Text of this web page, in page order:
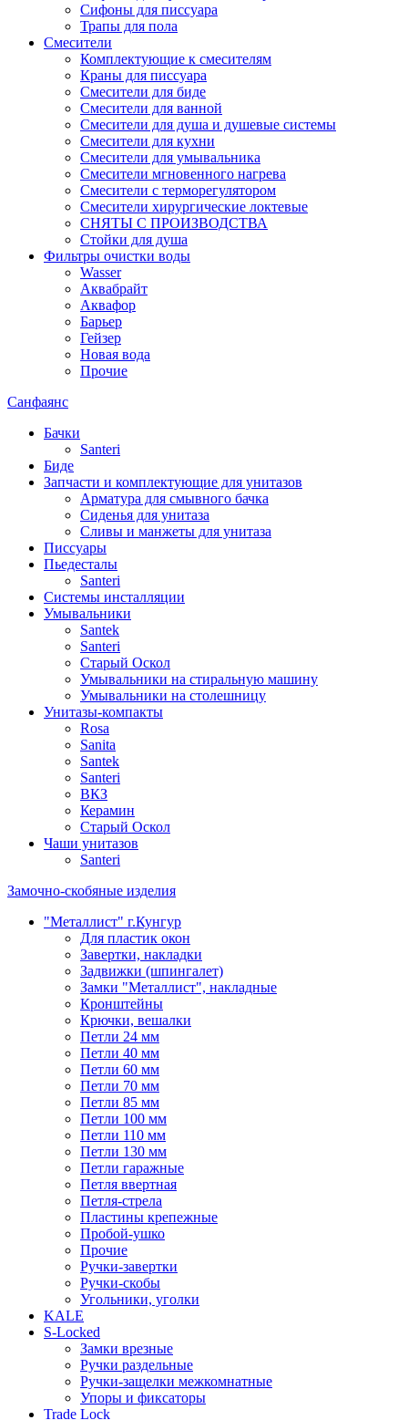
Сифоны для писсуара
Трапы для пола
Смесители
Комплектующие к смесителям
Краны для писсуара
Смесители для биде
Смесители для ванной
Смесители для душа и душевые системы
Смесители для кухни
Смесители для умывальника
Смесители мгновенного нагрева
Смесители с терморегулятором
Смесители хирургические локтевые
СНЯТЫ С ПРОИЗВОДСТВА
Стойки для душа
Фильтры очистки воды
Wasser
Аквабрайт
Аквафор
Барьер
Гейзер
Новая вода
Прочие
Санфаянс
Бачки
Santeri
Биде
Запчасти и комплектующие для унитазов
Арматура для смывного бачка
Сиденья для унитаза
Сливы и манжеты для унитаза
Писсуары
Пьедесталы
Santeri
Системы инсталляции
Умывальники
Santek
Santeri
Старый Оскол
Умывальники на стиральную машину
Умывальники на столешницу
Унитазы-компакты
Rosa
Sanita
Santek
Santeri
ВКЗ
Керамин
Старый Оскол
Чаши унитазов
Santeri
Замочно-скобяные изделия
"Металлист" г.Кунгур
Для пластик окон
Завертки, накладки
Задвижки (шпингалет)
Замки "Металлист", накладные
Кронштейны
Крючки, вешалки
Петли 24 мм
Петли 40 мм
Петли 60 мм
Петли 70 мм
Петли 85 мм
Петли 100 мм
Петли 110 мм
Петли 130 мм
Петли гаражные
Петля ввертная
Петля-стрела
Пластины крепежные
Пробой-ушко
Прочие
Ручки-завертки
Ручки-скобы
Угольники, уголки
KALE
S-Locked
Замки врезные
Ручки раздельные
Ручки-защелки межкомнатные
Упоры и фиксаторы
Trade Lock